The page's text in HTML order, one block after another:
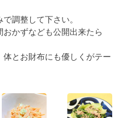
調整して下さい。
かずなども公開出来たら
とお財布にも優しくがテー